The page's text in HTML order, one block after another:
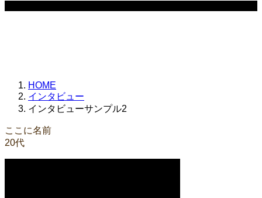
HOME
インタビュー
インタビューサンプル2
ここに名前
20代